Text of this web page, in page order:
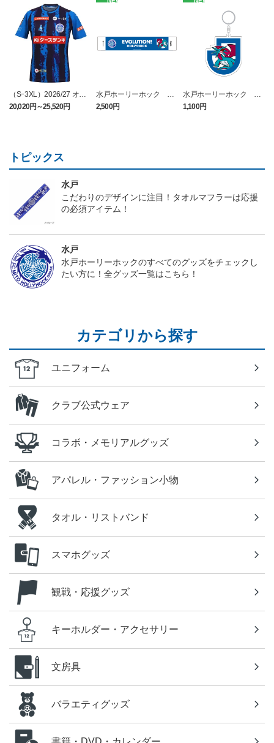
（Sｰ3XL）2026/27 オー
センティックユニフォー
ム FP 1st
20,020円～25,520円
水戸ホーリーホック ボ
ーマンダ タオルマフラー
2,500円
水戸ホーリーホック ボ
ーマンダ キーホルダー
1,100円
トピックス
水戸
こだわりのデザインに注目！タオルマフラーは応援
の必須アイテム！
水戸
水戸ホーリーホックのすべてのグッズをチェックし
たい方に！全グッズ一覧はこちら！
カテゴリから探す
ユニフォーム
クラブ公式ウェア
コラボ・メモリアルグッズ
アパレル・ファッション小物
タオル・リストバンド
スマホグッズ
観戦・応援グッズ
キーホルダー・アクセサリー
文房具
バラエティグッズ